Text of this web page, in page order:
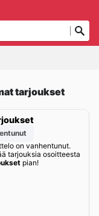
tarjoukset
on vanhentunut.
tarjouksia osoitteesta
pian!